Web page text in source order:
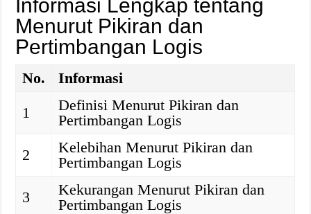
Informasi Lengkap tentang
Menurut Pikiran dan
Pertimbangan Logis
No.
Informasi
1
Definisi Menurut Pikiran dan
Pertimbangan Logis
2
Kelebihan Menurut Pikiran dan
Pertimbangan Logis
3
Kekurangan Menurut Pikiran dan
Pertimbangan Logis